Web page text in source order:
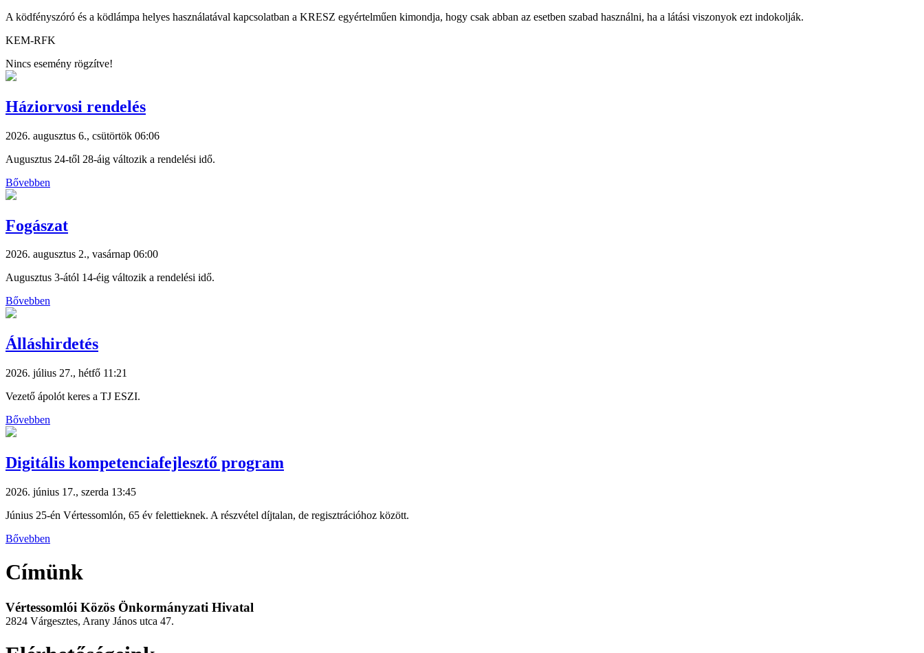
A ködfényszóró és a ködlámpa helyes használatával kapcsolatban a KRESZ egyértelműen kimondja, hogy csak abban az esetben szabad használni, ha a látási viszonyok ezt indokolják.
KEM-RFK
Nincs esemény rögzítve!
Háziorvosi rendelés
2026. augusztus 6., csütörtök 06:06
Augusztus 24-től 28-áig változik a rendelési idő.
Bővebben
Fogászat
2026. augusztus 2., vasárnap 06:00
Augusztus 3-ától 14-éig változik a rendelési idő.
Bővebben
Álláshirdetés
2026. július 27., hétfő 11:21
Vezető ápolót keres a TJ ESZI.
Bővebben
Digitális kompetenciafejlesztő program
2026. június 17., szerda 13:45
Június 25-én Vértessomlón, 65 év felettieknek. A részvétel díjtalan, de regisztrációhoz között.
Bővebben
Címünk
Vértessomlói Közös Önkormányzati Hivatal
2824 Várgesztes, Arany János utca 47.